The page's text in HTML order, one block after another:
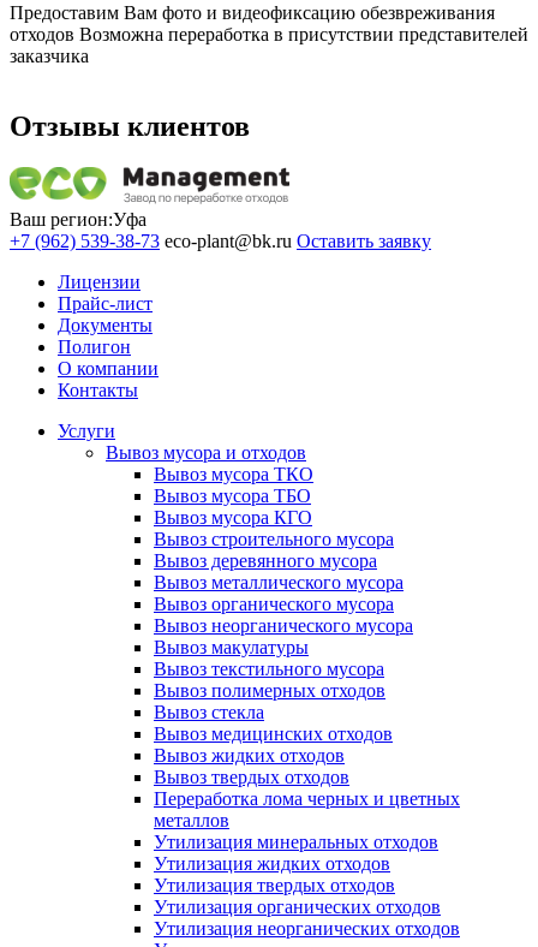
Предоставим Вам фото и видеофиксацию обезвреживания
отходов Возможна переработка в присутствии представителей
заказчика
Отзывы клиентов
Ваш регион:Уфа
+7 (962) 539-38-73 eco-plant@bk.ru Оставить заявку
Лицензии
Прайс-лист
Документы
Полигон
О компании
Контакты
Услуги
Вывоз мусора и отходов
Вывоз мусора ТКО
Вывоз мусора ТБО
Вывоз мусора КГО
Вывоз строительного мусора
Вывоз деревянного мусора
Вывоз металлического мусора
Вывоз органического мусора
Вывоз неорганического мусора
Вывоз макулатуры
Вывоз текстильного мусора
Вывоз полимерных отходов
Вывоз стекла
Вывоз медицинских отходов
Вывоз жидких отходов
Вывоз твердых отходов
Переработка лома черных и цветных
металлов
Утилизация минеральных отходов
Утилизация жидких отходов
Утилизация твердых отходов
Утилизация органических отходов
Утилизация неорганических отходов